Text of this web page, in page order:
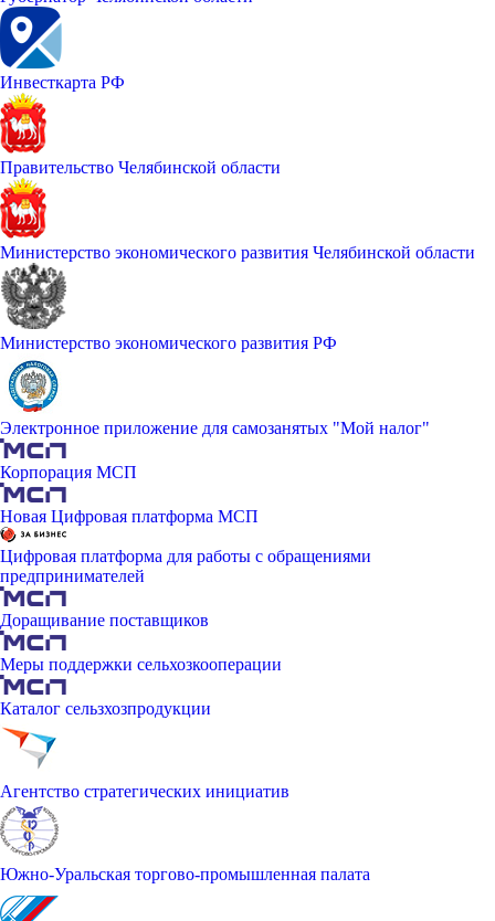
Инвесткарта РФ
Правительство Челябинской области
Министерство экономического развития Челябинской области
Министерство экономического развития РФ
Электронное приложение для самозанятых "Мой налог"
Корпорация МСП
Новая Цифровая платформа МСП
Цифровая платформа для работы с обращениями
предпринимателей
Доращивание поставщиков
Меры поддержки сельхозкооперации
Каталог сельзхозпродукции
Агентство стратегических инициатив
Южно-Уральская торгово-промышленная палата